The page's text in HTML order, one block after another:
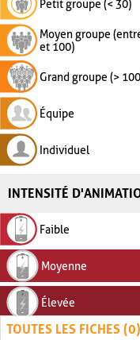
Petit groupe (< 30)
Moyen groupe
et 100)
Grand groupe (>
Équipe
Individuel
INTENSITÉ
Faible
Moyenne
Élevée
TOUTES LES FICHES (0)